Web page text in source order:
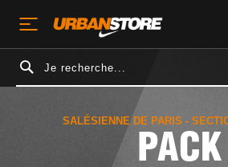
SALÉSIENNE DE PARIS -
PACK